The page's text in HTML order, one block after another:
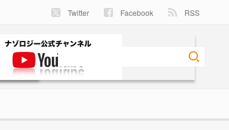
Twitter Facebook RSS